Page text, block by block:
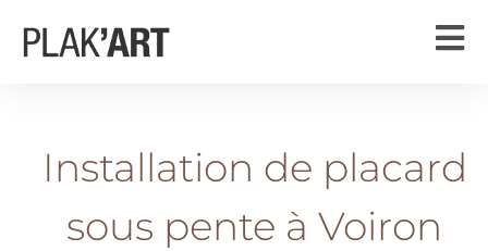
Installation de placard
sous pente à Voiron